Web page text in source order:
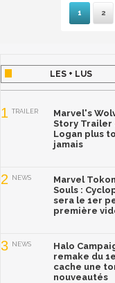
1 2
LES + LUS
1 TRAILER
Marvel's
Story Trailer
Logan plus
jamais
2 NEWS
Marvel
Souls :
sera le 1er
première
3 NEWS
Halo
remake du
cache une
nouveautés